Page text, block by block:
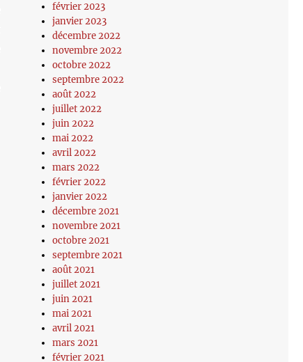
février 2023
janvier 2023
décembre 2022
novembre 2022
octobre 2022
septembre 2022
août 2022
juillet 2022
juin 2022
mai 2022
avril 2022
mars 2022
février 2022
janvier 2022
décembre 2021
novembre 2021
octobre 2021
septembre 2021
août 2021
juillet 2021
juin 2021
mai 2021
avril 2021
mars 2021
février 2021